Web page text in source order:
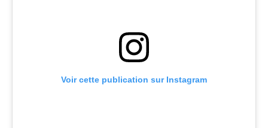
Voir cette publication sur Instagram